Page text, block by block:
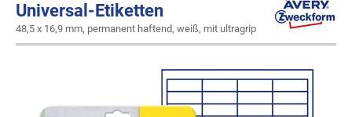
Universal-Etiketten
48,5 x 16,9 mm, permanent haftend, weiß, mit ultragrip